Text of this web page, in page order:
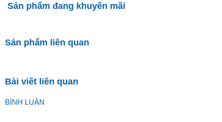
Sản phẩm đang khuyến mãi
Sản phẩm liên quan
Bài viết liên quan
BÌNH LUẬN